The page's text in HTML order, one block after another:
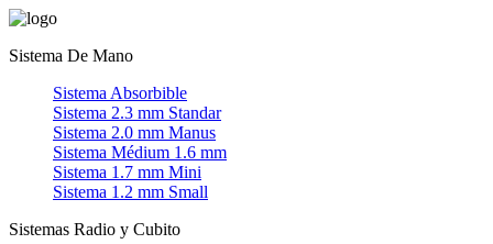
Sistema De Mano
Sistema Absorbible
Sistema 2.3 mm Standar
Sistema 2.0 mm Manus
Sistema Médium 1.6 mm
Sistema 1.7 mm Mini
Sistema 1.2 mm Small
Sistemas Radio y Cubito